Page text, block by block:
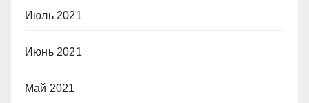
Июль 2021
Июнь 2021
Май 2021